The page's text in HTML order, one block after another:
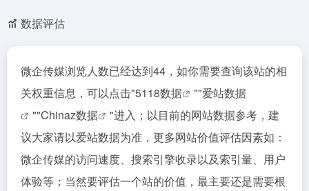
数据评估
微企传媒浏览人数已经达到44，如你需要查询该站的相
关权重信息，可以点击"5118数据 ""爱站数据
""Chinaz数据
"进入；以目前的网站数据参考，建
议大家请以爱站数据为准，更多网站价值评估因素如：
微企传媒的访问速度、搜索引擎收录以及索引量、用户
体验等；当然要评估一个站的价值，最主要还是需要根